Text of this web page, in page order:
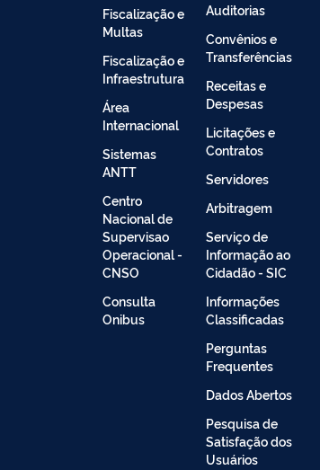
Fiscalização e
Multas
Fiscalização e
Infraestrutura
Área
Internacional
Sistemas
ANTT
Centro
Nacional de
Supervisao
Operacional -
CNSO
Consulta
Onibus
Auditorias
Convênios e
Transferências
Receitas e
Despesas
Licitações e
Contratos
Servidores
Arbitragem
Serviço de
Informação ao
Cidadão - SIC
Informações
Classificadas
Perguntas
Frequentes
Dados Abertos
Pesquisa de
Satisfação dos
Usuários